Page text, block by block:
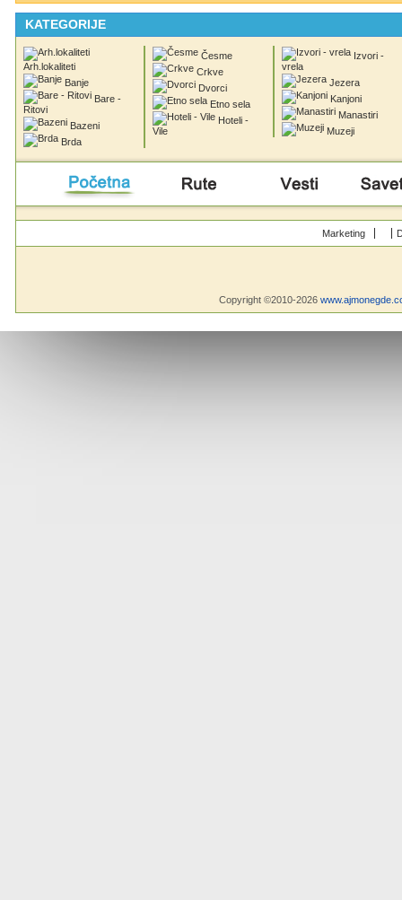
KATEGORIJE
Arh.lokaliteti
Banje
Bare -
Ritovi
Bazeni
Brda
Česme
Crkve
Dvorci
Etno sela
Hoteli -
Vile
Izvori -
vrela
Jezera
Kanjoni
Manastiri
Muzeji
Marketing
Copyright ©2010-2026